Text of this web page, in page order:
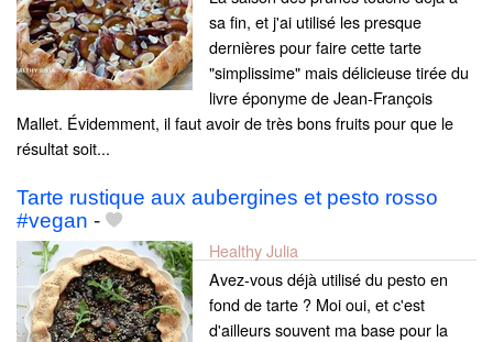
sa fin, et j'ai utilisé les presque
dernières pour faire cette tarte
"simplissime" mais délicieuse tirée du
livre éponyme de Jean-François
Mallet. Évidemment, il faut avoir de très bons fruits pour que le
résultat soit...
Tarte rustique aux aubergines et pesto rosso
#vegan -
Healthy Julia
Avez-vous déjà utilisé du pesto en
fond de tarte ? Moi oui, et c'est
d'ailleurs souvent ma base pour la